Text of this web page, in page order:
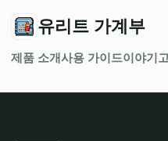
유리트 가계부
제품 소개사용 가이드이야기